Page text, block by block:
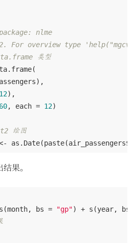
nlme
For overview type
类型
12),
, each = 12)
绘图
果。
bs =
"gp") + s(year, bs